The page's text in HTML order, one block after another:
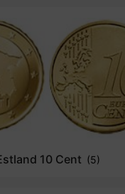
10 Cent (5)